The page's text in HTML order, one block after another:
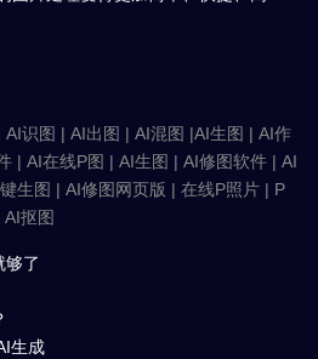
识图 | AI出图 | AI混图 |AI生图 | AI作
| AI在线P图 | AI生图 | AI修图软件 | AI
生图 | AI修图网页版 | 在线P照片 | P
抠图
够了
生成